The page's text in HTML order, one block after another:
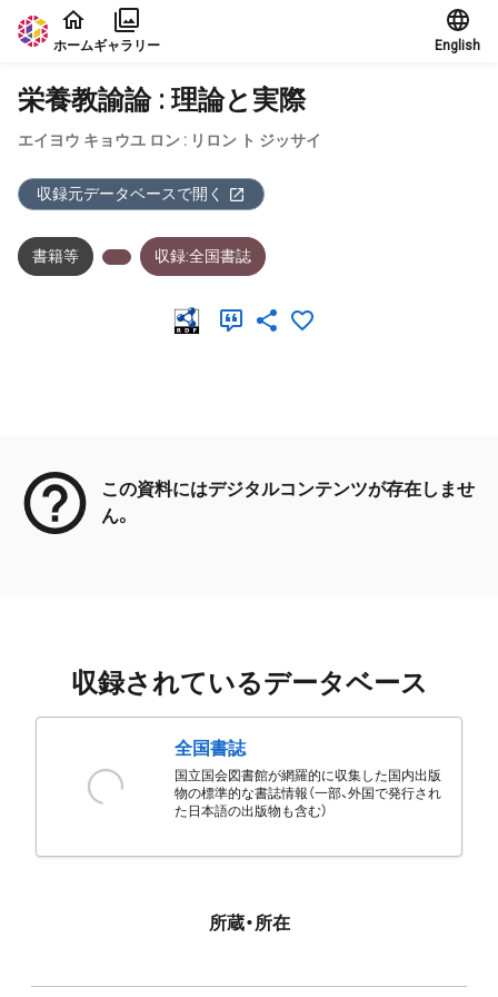
本文に飛ぶ
ホームギャラリー English
栄養教諭論 : 理論と実際
エイヨウ キョウユ ロン : リロン ト ジッサイ
収録元データベースで開く
書籍等 収録:全国書誌
この資料にはデジタルコンテンツが存在しませ
ん。
収録されているデータベース
全国書誌
国立国会図書館が網羅的に収集した国内出版
物の標準的な書誌情報（一部、外国で発行され
た日本語の出版物も含む）
所蔵・所在